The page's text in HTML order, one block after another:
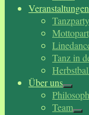
Veranstaltungen
Tanzparty
Tanz in
Über uns
Team